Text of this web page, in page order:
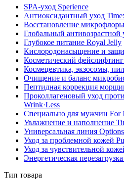
SPA-уход Sperience
Антиоксидантный уход
Восстановление
Глобальный антивозрастной
Глубокое питание Royal Jelly
Кислородонасыщение и
Косметический
Космецевтика, экзосомы,
Очищение и баланс
Пептидная коррекция
Проколлагеновый уход
Wrink·Less
Специально для мужчин For
Увлажнение и наполнение
Универсальная линия Options
Уход за проблемной кожей
Уход за чувствительной
Энергетическая
Тип товара